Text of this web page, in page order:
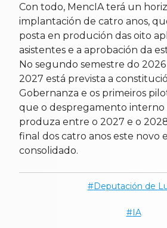
Con todo, MencIA terá un
implantación de catro anos,
posta en produción das oito
asistentes e a aprobación da
No segundo semestre do
2027 está prevista a
Gobernanza e os primeiros
que o despregamento interno
produza entre o 2027 e o
final dos catro anos este novo
consolidado.
Deputación de
IA